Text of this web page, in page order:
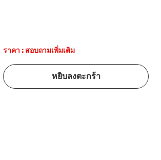
แพทย์
ระบบบาร์โค้ดในด้านการ
ราคา : สอบถามเพิ่มเติม
หยิบลงตะกร้า